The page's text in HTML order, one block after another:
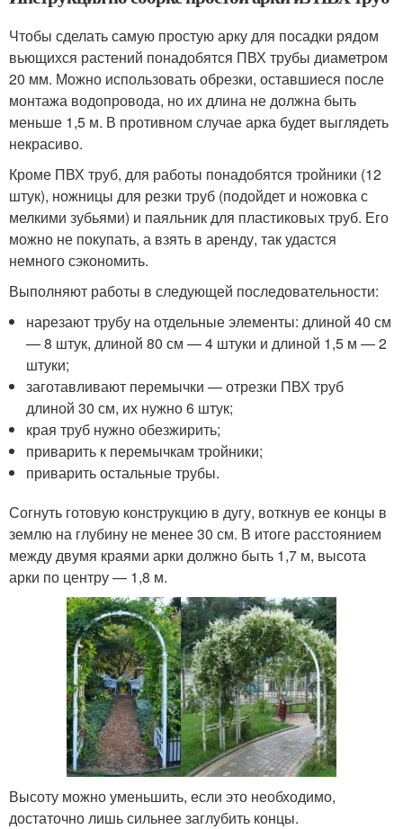
Чтобы сделать самую простую арку для посадки рядом
вьющихся растений понадобятся ПВХ трубы диаметром
20 мм. Можно использовать обрезки, оставшиеся после
монтажа водопровода, но их длина не должна быть
меньше 1,5 м. В противном случае арка будет выглядеть
некрасиво.
Кроме ПВХ труб, для работы понадобятся тройники (12
штук), ножницы для резки труб (подойдет и ножовка с
мелкими зубьями) и паяльник для пластиковых труб. Его
можно не покупать, а взять в аренду, так удастся
немного сэкономить.
Выполняют работы в следующей последовательности:
нарезают трубу на отдельные элементы: длиной 40 см
— 8 штук, длиной 80 см — 4 штуки и длиной 1,5 м — 2
штуки;
заготавливают перемычки — отрезки ПВХ труб
длиной 30 см, их нужно 6 штук;
края труб нужно обезжирить;
приварить к перемычкам тройники;
приварить остальные трубы.
Согнуть готовую конструкцию в дугу, воткнув ее концы в
землю на глубину не менее 30 см. В итоге расстоянием
между двумя краями арки должно быть 1,7 м, высота
арки по центру — 1,8 м.
Высоту можно уменьшить, если это необходимо,
достаточно лишь сильнее заглубить концы.